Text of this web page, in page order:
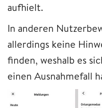
aufhielt.
In anderen
allerdings keine
finden, weshalb es
einen Ausnahmefall